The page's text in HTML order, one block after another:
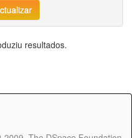
resultados.